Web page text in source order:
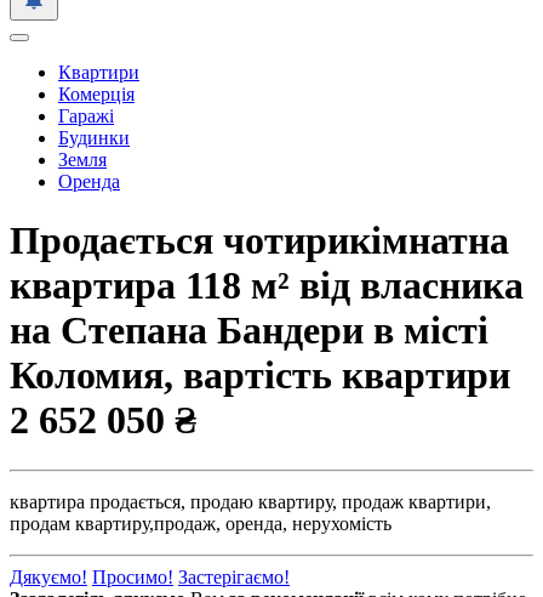
Квартири
Комерція
Гаражі
Будинки
Земля
Оренда
Продається чотирикімнатна
квартира 118 м² від власника
на Степана Бандери в місті
Коломия, вартість квартири
2 652 050 ₴
квартира продається, продаю квартиру, продаж квартири,
продам квартиру,продаж, оренда, нерухомість
Дякуємо! Просимо! Застерігаємо!